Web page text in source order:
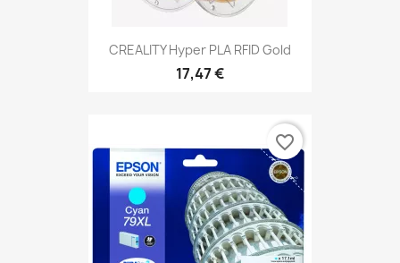
CREALITY Hyper PLA RFID Gold
17,47 €
favorite_border